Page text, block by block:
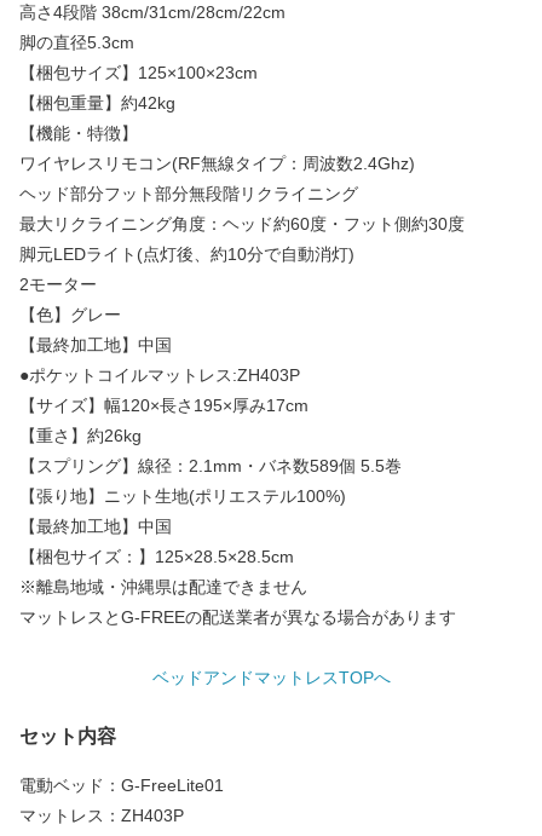
高さ4段階 38cm/31cm/28cm/22cm
脚の直径5.3cm
【梱包サイズ】125×100×23cm
【梱包重量】約42kg
【機能・特徴】
ワイヤレスリモコン(RF無線タイプ：周波数2.4Ghz)
ヘッド部分フット部分無段階リクライニング
最大リクライニング角度：ヘッド約60度・フット側約30度
脚元LEDライト(点灯後、約10分で自動消灯)
2モーター
【色】グレー
【最終加工地】中国
●ポケットコイルマットレス:ZH403P
【サイズ】幅120×長さ195×厚み17cm
【重さ】約26kg
【スプリング】線径：2.1mm・バネ数589個 5.5巻
【張り地】ニット生地(ポリエステル100%)
【最終加工地】中国
【梱包サイズ：】125×28.5×28.5cm
※離島地域・沖縄県は配達できません
マットレスとG-FREEの配送業者が異なる場合があります
ベッドアンドマットレスTOPへ
セット内容
電動ベッド：G-FreeLite01
マットレス：ZH403P